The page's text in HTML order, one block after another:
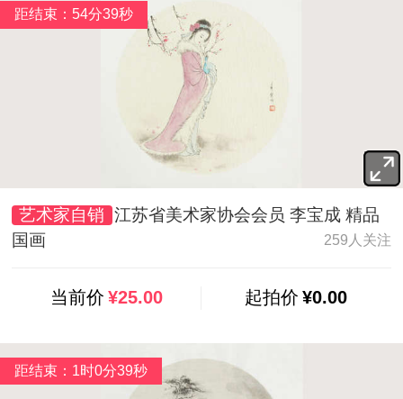
艺术家自销 江苏省美术家协会会员 李宝成 精品
国画
259人关注
当前价 ¥25.00 起拍价 ¥0.00
距结束：54分37秒
距结束：1时0分37秒